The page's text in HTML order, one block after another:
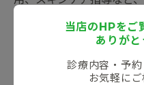
か。
リスク説明:良いことばか
ジミの可能性についても
ご自身の肌に責任を持っ
会いが、美肌への一番の
当店のHPをご
ありが
診療内容・予
お気軽にご